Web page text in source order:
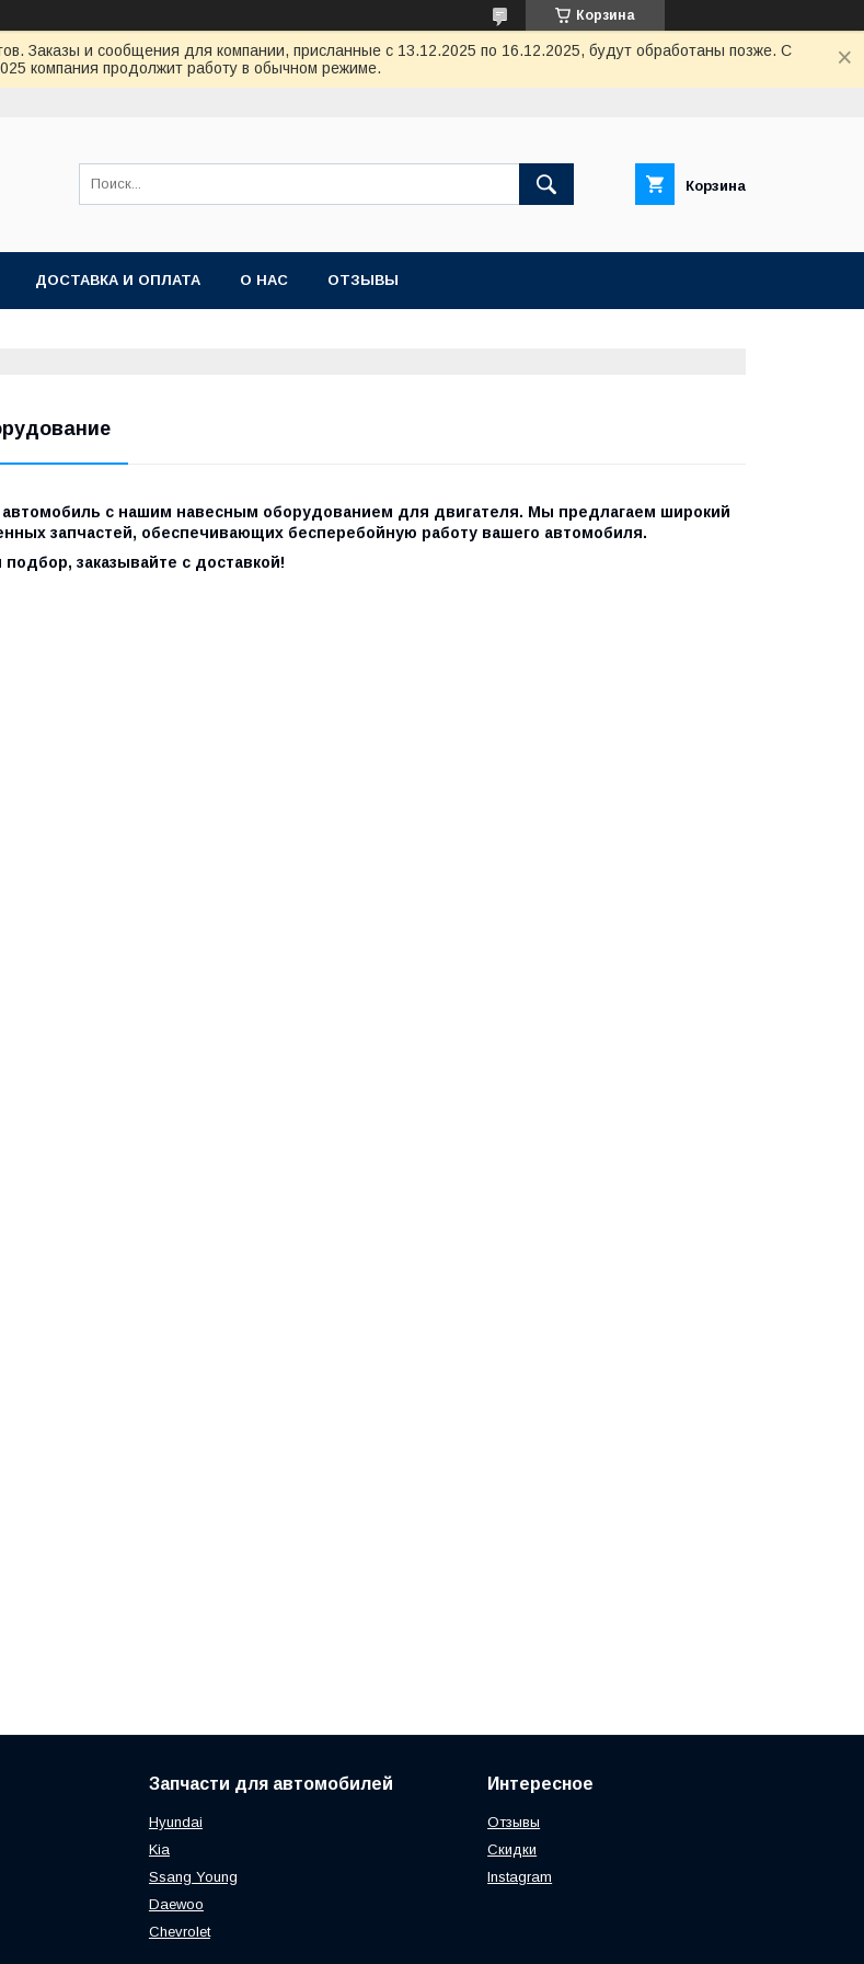
Корзина
Заказы и сообщения для компании, присланные с 13.12.2025 по 16.12.2025, будут обработаны позже. С
компания продолжит работу в обычном режиме.
Корзина
ДОСТАВКА И ОПЛАТА О НАС ОТЗЫВЫ
автомобиль с нашим навесным оборудованием для двигателя. Мы предлагаем широкий
запчастей, обеспечивающих бесперебойную работу вашего автомобиля.
подбор, заказывайте с доставкой!
Запчасти для автомобилей
Hyundai
Kia
Ssang Young
Daewoo
Chevrolet
Интересное
Отзывы
Скидки
Instagram